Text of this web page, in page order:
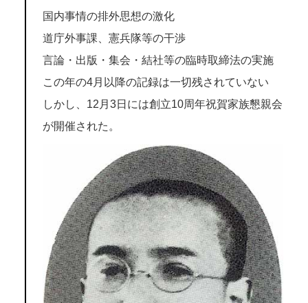
国内事情の排外思想の激化
道庁外事課、憲兵隊等の干渉
言論・出版・集会・結社等の臨時取締法の実施
この年の4月以降の記録は一切残されていない
しかし、12月3日には創立10周年祝賀家族懇親会
が開催された。